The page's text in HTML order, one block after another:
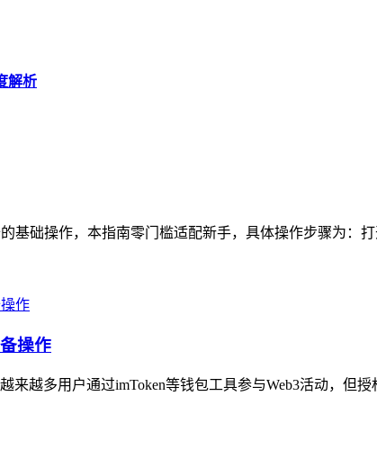
解析
基础操作，本指南零门槛适配新手，具体操作步骤为：
操作
来越多用户通过imToken等钱包工具参与Web3活动，